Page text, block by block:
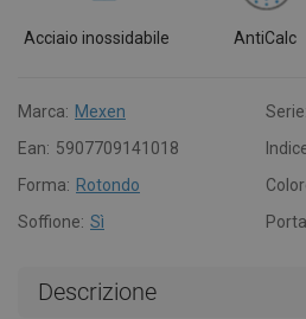
Acciaio inossidabile AntiCalc
Marca: Mexen Serie:
Ean: 5907709141018
Forma: Rotondo
Soffione: Sì
Descrizione